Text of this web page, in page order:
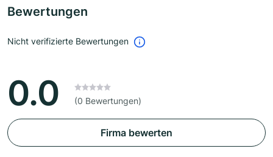
Bewertungen
Nicht verifizierte Bewertungen
0.0 (0 Bewertungen)
Firma bewerten